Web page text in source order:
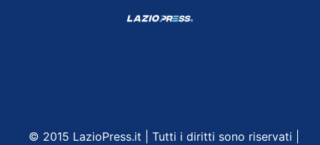
© 2015 LazioPress.it | Tutti i diritti sono riservati |